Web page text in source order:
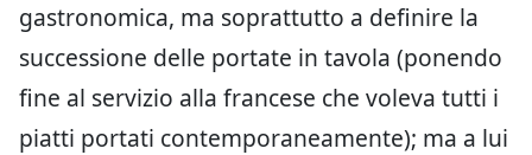
gastronomica, ma soprattutto a definire la
successione delle portate in tavola (ponendo
fine al servizio alla francese che voleva tutti i
piatti portati contemporaneamente); ma a lui